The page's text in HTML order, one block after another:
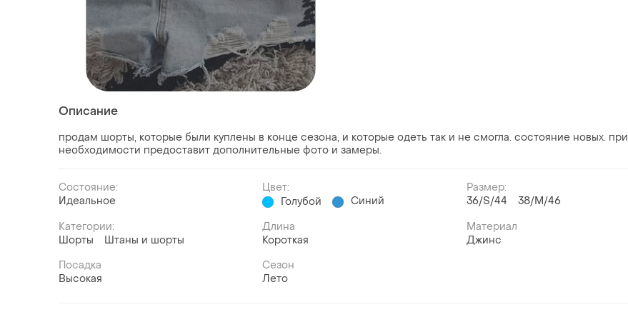
Описание
продам шорты, которые были куплены в конце сезона, и которые одеть так и не смогла. состояние новых. при
необходимости предоставит дополнительные фото и замеры.
Состояние:
Идеальное
Цвет:
Голубой
Синий
Размер:
36/S/44
38/M/46
Категории:
Шорты
Штаны и шорты
Длина
Короткая
Материал
Джинс
Посадка
Высокая
Сезон
Лето